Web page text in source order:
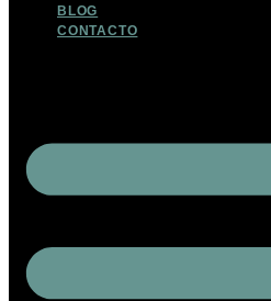
BLOG
CONTACTO